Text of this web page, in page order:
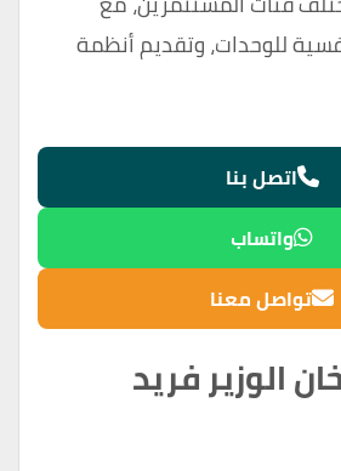
للوحدات، وتقديم أنظمة
اتصل بنا
واتساب
تواصل معنا
الوزير فريد